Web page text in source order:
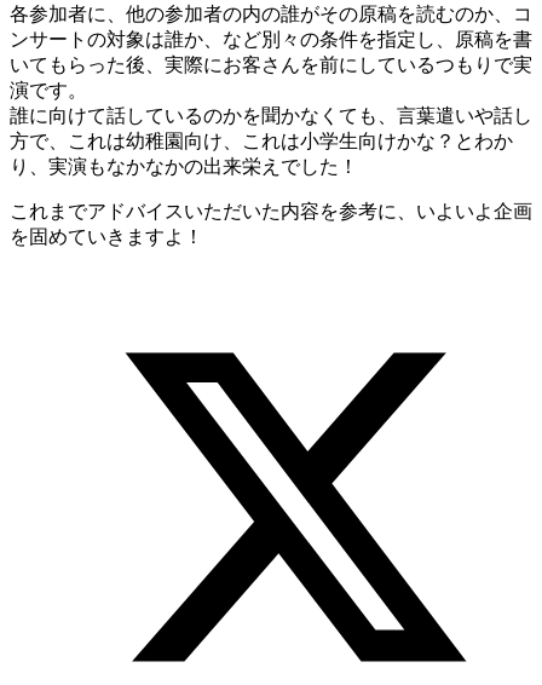
各参加者に、他の参加者の内の誰がその原稿を読むのか、コ
ンサートの対象は誰か、など別々の条件を指定し、原稿を書
いてもらった後、実際にお客さんを前にしているつもりで実
演です。
誰に向けて話しているのかを聞かなくても、言葉遣いや話し
方で、これは幼稚園向け、これは小学生向けかな？とわか
り、実演もなかなかの出来栄えでした！
これまでアドバイスいただいた内容を参考に、いよいよ企画
を固めていきますよ！